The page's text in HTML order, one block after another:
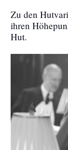
Zu den
ihren
Hut.